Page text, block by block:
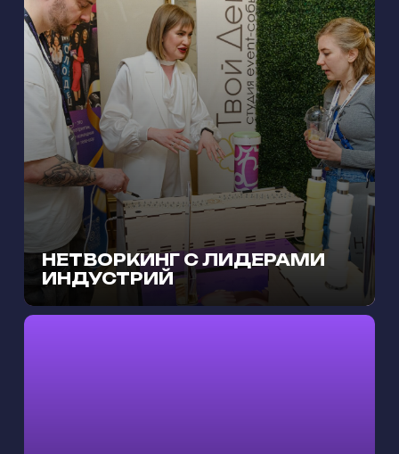
НЕТВОРКИНГ С ЛИДЕРАМИ
ИНДУСТРИЙ